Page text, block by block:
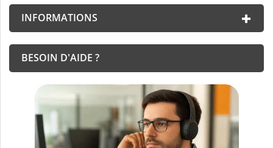
INFORMATIONS
BESOIN D'AIDE ?